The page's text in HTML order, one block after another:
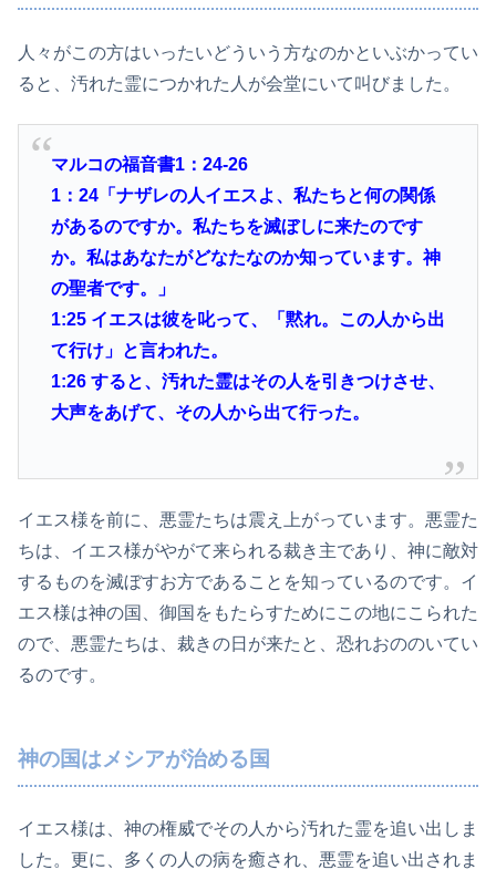
人々がこの方はいったいどういう方なのかといぶかってい
ると、汚れた霊につかれた人が会堂にいて叫びました。
マルコの福音書1：24-26
1：24「ナザレの人イエスよ、私たちと何の関係
があるのですか。私たちを滅ぼしに来たのです
か。私はあなたがどなたなのか知っています。神
の聖者です。」
1:25 イエスは彼を叱って、「黙れ。この人から出
て行け」と言われた。
1:26 すると、汚れた霊はその人を引きつけさせ、
大声をあげて、その人から出て行った。
イエス様を前に、悪霊たちは震え上がっています。悪霊た
ちは、イエス様がやがて来られる裁き主であり、神に敵対
するものを滅ぼすお方であることを知っているのです。イ
エス様は神の国、御国をもたらすためにこの地にこられた
ので、悪霊たちは、裁きの日が来たと、恐れおののいてい
るのです。
神の国はメシアが治める国
イエス様は、神の権威でその人から汚れた霊を追い出しま
した。更に、多くの人の病を癒され、悪霊を追い出されま